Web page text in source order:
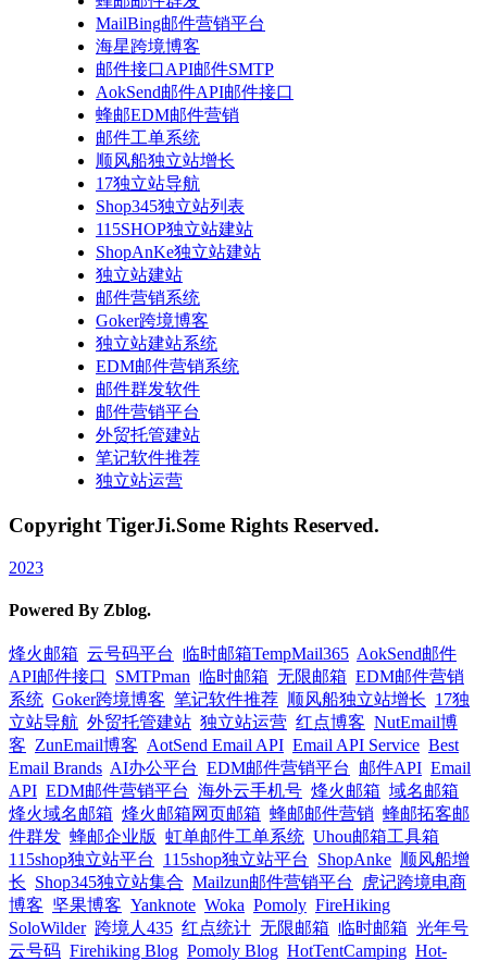
MailBing邮件营销平台
海星跨境博客
邮件接口API邮件SMTP
AokSend邮件API邮件接口
蜂邮EDM邮件营销
邮件工单系统
顺风船独立站增长
17独立站导航
Shop345独立站列表
115SHOP独立站建站
ShopAnKe独立站建站
独立站建站
邮件营销系统
Goker跨境博客
独立站建站系统
EDM邮件营销系统
邮件群发软件
邮件营销平台
外贸托管建站
笔记软件推荐
独立站运营
Copyright TigerJi.Some Rights Reserved.
2023
Powered By Zblog.
烽火邮箱 云号码平台 临时邮箱TempMail365 AokSend邮件
API邮件接口
SMTPman 临时邮箱 无限邮箱 EDM邮件营销
系统 Goker跨境博客 笔记软件推荐 顺风船独立站增长 17独
立站导航 外贸托管建站 独立站运营 红点博客 NutEmail博
客 ZunEmail博客 AotSend Email API Email API Service Best
Email Brands AI办公平台 EDM邮件营销平台 邮件API Email
API EDM邮件营销平台 海外云手机号 烽火邮箱 域名邮箱
烽火域名邮箱 烽火邮箱网页邮箱 蜂邮邮件营销 蜂邮拓客邮
件群发 蜂邮企业版 虹单邮件工单系统 Uhou邮箱工具箱
115shop独立站平台
115shop独立站平台 ShopAnke 顺风船增
长 Shop345独立站集合 Mailzun邮件营销平台
虎记跨境电商
博客 坚果博客 Yanknote Woka Pomoly FireHiking
SoloWilder 跨境人435 红点统计 无限邮箱 临时邮箱 光年号
云号码 Firehiking Blog Pomoly Blog HotTentCamping Hot-